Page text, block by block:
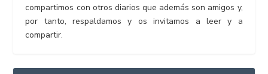
compartimos con otros diarios que además son amigos y,
por tanto, respaldamos y os invitamos a leer y a
compartir.